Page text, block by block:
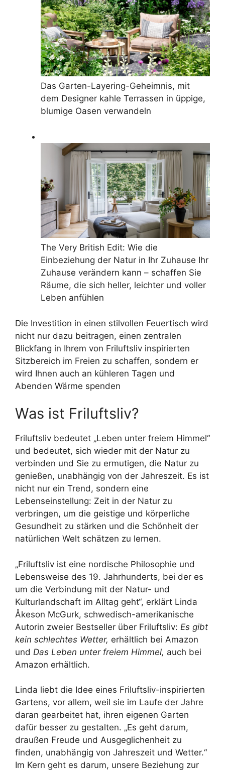
Das Garten-Layering-Geheimnis, mit
dem Designer kahle Terrassen in üppige,
blumige Oasen verwandeln
The Very British Edit: Wie die
Einbeziehung der Natur in Ihr Zuhause Ihr
Zuhause verändern kann – schaffen Sie
Räume, die sich heller, leichter und voller
Leben anfühlen
Die Investition in einen stilvollen Feuertisch wird
nicht nur dazu beitragen, einen zentralen
Blickfang in Ihrem von Friluftsliv inspirierten
Sitzbereich im Freien zu schaffen, sondern er
wird Ihnen auch an kühleren Tagen und
Abenden Wärme spenden
Was ist Friluftsliv?
Friluftsliv bedeutet „Leben unter freiem Himmel“
und bedeutet, sich wieder mit der Natur zu
verbinden und Sie zu ermutigen, die Natur zu
genießen, unabhängig von der Jahreszeit. Es ist
nicht nur ein Trend, sondern eine
Lebenseinstellung: Zeit in der Natur zu
verbringen, um die geistige und körperliche
Gesundheit zu stärken und die Schönheit der
natürlichen Welt schätzen zu lernen.
„Friluftsliv ist eine nordische Philosophie und
Lebensweise des 19. Jahrhunderts, bei der es
um die Verbindung mit der Natur- und
Kulturlandschaft im Alltag geht“, erklärt Linda
Åkeson McGurk, schwedisch-amerikanische
Autorin zweier Bestseller über Friluftsliv: Es gibt
kein schlechtes Wetter, erhältlich bei Amazon
und Das Leben unter freiem Himmel, auch bei
Amazon erhältlich.
Linda liebt die Idee eines Friluftsliv-inspirierten
Gartens, vor allem, weil sie im Laufe der Jahre
daran gearbeitet hat, ihren eigenen Garten
dafür besser zu gestalten. „Es geht darum,
draußen Freude und Ausgeglichenheit zu
finden, unabhängig von Jahreszeit und Wetter.“
Im Kern geht es darum, unsere Beziehung zur